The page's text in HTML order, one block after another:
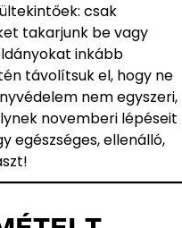
csak
takarjunk be vagy
inkább
távolítsuk el, hogy ne
nem egyszeri,
novemberi lépéseit
egészséges, ellenálló,